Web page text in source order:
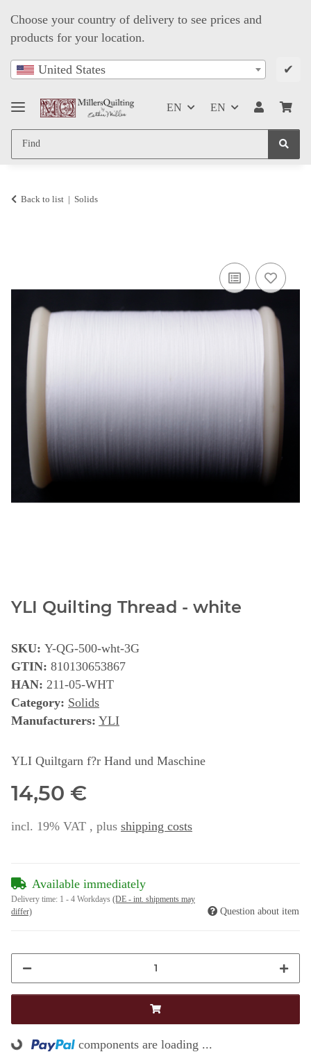
Choose your country of delivery to see prices and
products for your location.
United States ✔
EN EN
Back to list Solids
YLI Quilting Thread - white
SKU: Y-QG-500-wht-3G
GTIN: 810130653867
HAN: 211-05-WHT
Category: Solids
Manufacturers: YLI
YLI Quiltgarn f?r Hand und Maschine
14,50 €
incl. 19% VAT , plus shipping costs
Available immediately
Delivery time: 1 - 4 Workdays (DE - int. shipments may
differ)
Question about item
components are loading ...